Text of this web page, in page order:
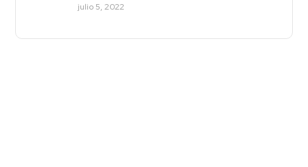
julio 5, 2022